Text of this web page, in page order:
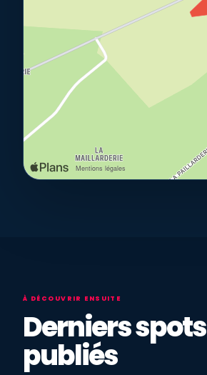
À DÉCOUVRIR ENSUITE
Derniers spots
publiés